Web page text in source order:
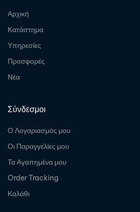
Αρχική
Κατάστημα
Υπηρεσίες
Προσφορές
Νέα
Σύνδεσμοι
Ο Λογαριασμός μου
Οι Παραγγελίες μου
Τα Αγαπημένα μου
Order Tracking
Καλάθι